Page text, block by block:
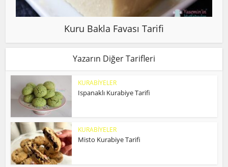
Kuru Bakla Favası Tarifi
Yazarın Diğer Tarifleri
KURABİYELER
Ispanaklı Kurabiye Tarifi
KURABİYELER
Misto Kurabiye Tarifi